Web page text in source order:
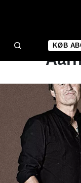
KØB